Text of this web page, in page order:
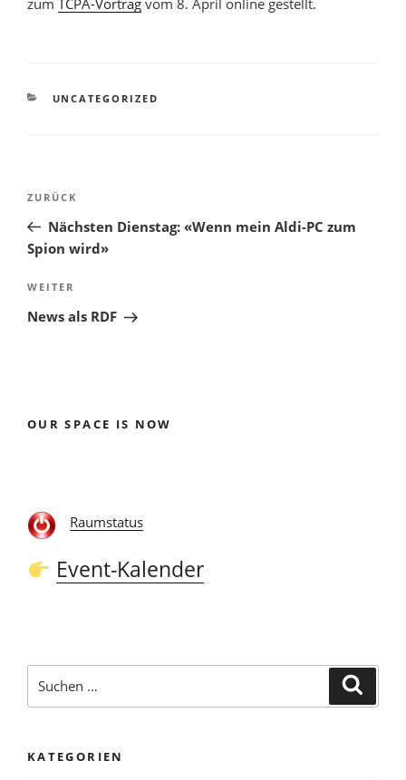
zum TCPA-Vortrag vom 8. April online gestellt.
KATEGORIEN
UNCATEGORIZED
Beitragsnavigation
Vorheriger
Beitrag
ZURÜCK
Nächsten Dienstag: «Wenn mein Aldi-PC zum
Spion wird»
Nächster
Beitrag
WEITER
News als RDF
OUR SPACE IS NOW
Raumstatus
Event-Kalender
nach:
KATEGORIEN